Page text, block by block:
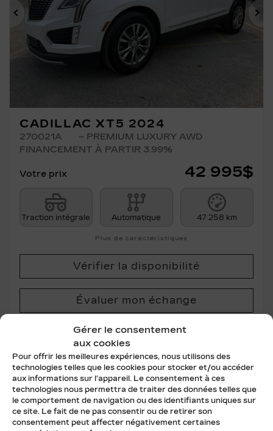
Gérer le consentement
aux cookies
Pour offrir les meilleures expériences, nous utilisons des
technologies telles que les cookies pour stocker et/ou accéder
aux informations sur l'appareil. Le consentement à ces
technologies nous permettra de traiter des données telles que
le comportement de navigation ou des identifiants uniques sur
ce site. Le fait de ne pas consentir ou de retirer son
consentement peut affecter négativement certaines
Précédent
CADILLAC XT5 2024
270021A
– PREMIUM LUXURY AWD
FINANCEMENT À PARTIR 3.99%
Votre prix 42 995$
Traction intégrale Automatique 47 258 km
Plus de caractéristiques
Vérifier la disponibilité
Évaluer mon échange
Demande d'informations
Mentions légales